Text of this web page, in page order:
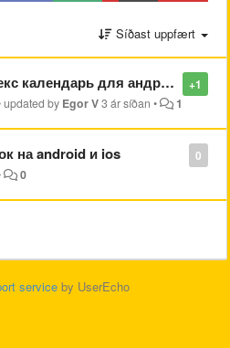
Síðast uppfært
+1
для андроид и ios
updated by Egor V3 ár síðan • 1
0
на android и ios
0
service by UserEcho